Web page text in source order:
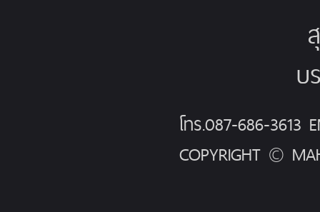
บ
โทร.087-686-3613
COPYRIGHT ©